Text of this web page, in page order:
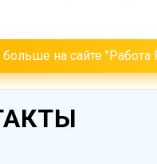
больше на сайте "Работа